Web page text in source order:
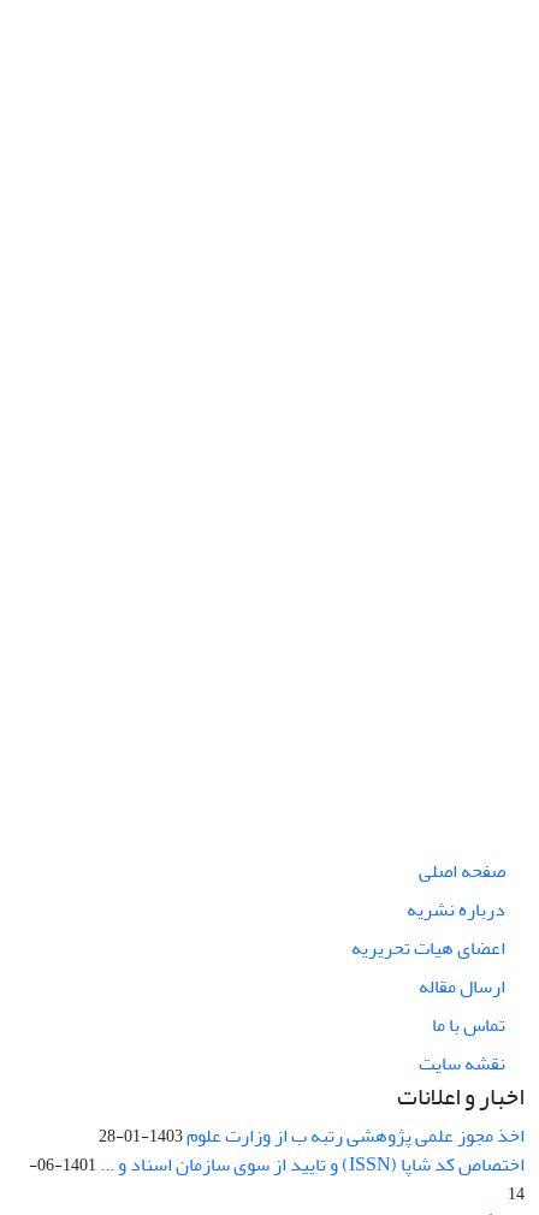
صفحه اصلی
درباره نشریه
اعضای هیات تحریریه
ارسال مقاله
تماس با ما
نقشه سایت
اخبار و اعلانات
اخذ مجوز علمی پژوهشی رتبه ب از وزارت علوم1403-01-28
اختصاص کد شاپا (ISSN) و تایید از سوی سازمان اسناد و ...
1401-06-
14